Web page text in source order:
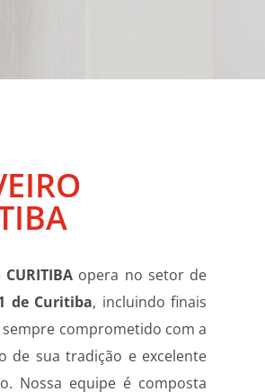
opera no setor de
de Curitiba, incluindo finais
sempre comprometido com a
de sua tradição e excelente
Nossa equipe é composta